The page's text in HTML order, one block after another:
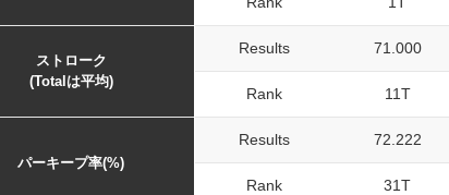
ストローク
(Totalは平均)
Results 71.000
Rank 11T
パーキープ率(%)
Results 72.222
Rank 31T